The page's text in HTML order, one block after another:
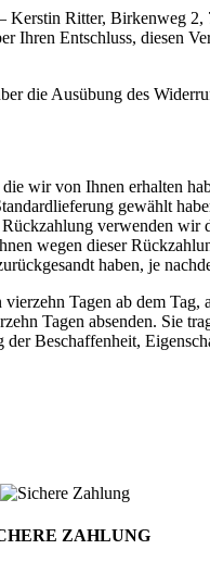
Kerstin Ritter,
Ihren Entschluss, diesen
die Ausübung des
wir von Ihnen erhalten
gewählt
verwenden
wegen dieser
haben, je
Tagen ab dem
Tagen absenden. Sie
Beschaffenheit,
ZAHLUNG